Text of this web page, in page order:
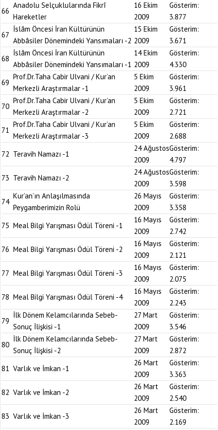
66
Anadolu Selçuklularında Fikrî
Hareketler
16 Ekim
2009
Gösterim:
3.877
67
İslâm Öncesi İran Kültürünün
Abbâsiler Dönemindeki Yansımaları -2
15 Ekim
2009
Gösterim:
3.671
68
İslâm Öncesi İran Kültürünün
Abbâsiler Dönemindeki Yansımaları -1
14 Ekim
2009
Gösterim:
4.330
69
Prof.Dr.Taha Cabir Ulvani / Kur’an
Merkezli Araştırmalar -1
5 Ekim
2009
Gösterim:
3.961
70
Prof.Dr.Taha Cabir Ulvani / Kur’an
Merkezli Araştırmalar -2
5 Ekim
2009
Gösterim:
2.721
71
Prof.Dr.Taha Cabir Ulvani / Kur’an
Merkezli Araştırmalar -3
5 Ekim
2009
Gösterim:
2.688
72 Teravih Namazı -1
24 Ağustos
2009
Gösterim:
4.797
73 Teravih Namazı -2
24 Ağustos
2009
Gösterim:
3.598
74
Kur’an’ın Anlaşılmasında
Peygamberimizin Rolü
26 Mayıs
2009
Gösterim:
3.358
75 Meal Bilgi Yarışması Ödül Töreni -1
16 Mayıs
2009
Gösterim:
2.742
76 Meal Bilgi Yarışması Ödül Töreni -2
16 Mayıs
2009
Gösterim:
2.121
77 Meal Bilgi Yarışması Ödül Töreni -3
16 Mayıs
2009
Gösterim:
2.075
78 Meal Bilgi Yarışması Ödül Töreni -4
16 Mayıs
2009
Gösterim:
2.243
79
İlk Dönem Kelamcılarında Sebeb-
Sonuç İlişkisi -1
27 Mart
2009
Gösterim:
3.546
80
İlk Dönem Kelamcılarında Sebeb-
Sonuç İlişkisi -2
27 Mart
2009
Gösterim:
2.872
81 Varlık ve İmkan -1
26 Mart
2009
Gösterim:
3.363
82 Varlık ve İmkan -2
26 Mart
2009
Gösterim:
2.540
83 Varlık ve İmkan -3
26 Mart
2009
Gösterim:
2.169